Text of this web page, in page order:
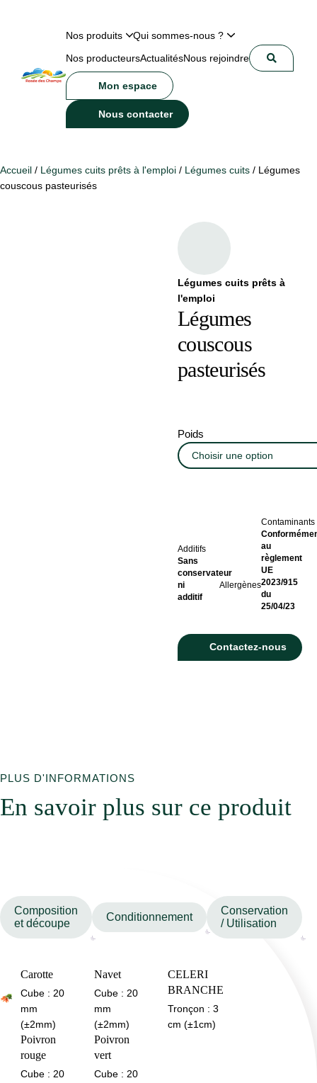
Nos produits
Qui sommes-nous ?
Nos producteursActualitésNous rejoindre
Mon espace
Nous contacter
Accueil / Légumes cuits prêts à l'emploi / Légumes cuits / Légumes
couscous pasteurisés
Légumes cuits prêts à
l'emploi
Légumes
couscous
pasteurisés
Poids
Additifs
Sans
conservateur
ni
additif
Allergènes
Contaminants
au
règlement
UE
2023/915
du
25/04/23
Contactez-nous
PLUS D'INFORMATIONS
En savoir plus sur ce produit
Composition
et découpe
Conditionnement
Conservation
/ Utilisation
Carotte
Cube : 20
mm
(±2mm)
Navet
Cube : 20
mm
(±2mm)
CELERI
BRANCHE
Tronçon : 3
cm (±1cm)
Poivron
rouge
Cube : 20
Poivron
vert
Cube : 20